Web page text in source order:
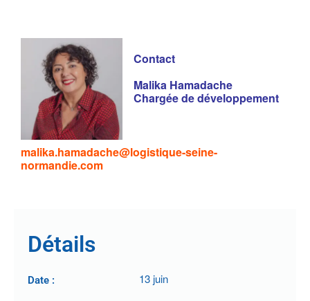
Contact
Malika Hamadache
Chargée de développement
malika.hamadache@logistique-seine-
normandie.com
Détails
Date : 13 juin